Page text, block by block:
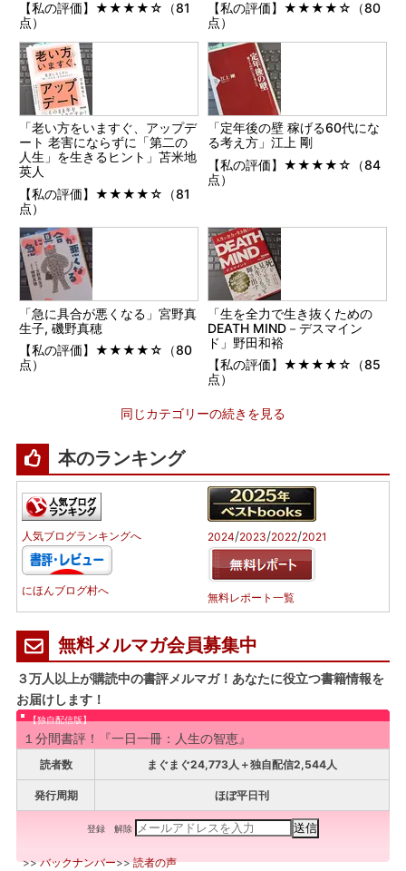
【私の評価】★★★★☆（81
点）
【私の評価】★★★★☆（80
点）
「老い方をいますぐ、アップデ
ート 老害にならずに「第二の
人生」を生きるヒント」苫米地
英人
【私の評価】★★★★☆（81
点）
「定年後の壁 稼げる60代にな
る考え方」江上 剛
【私の評価】★★★★☆（84
点）
「急に具合が悪くなる」宮野真
生子, 磯野真穂
【私の評価】★★★★☆（80
点）
「生を全力で生き抜くための
DEATH MIND－デスマイン
ド」野田和裕
【私の評価】★★★★☆（85
点）
同じカテゴリーの続きを見る
本のランキング
人気ブログランキングへ
にほんブログ村へ
2024/2023/2022/2021
無料レポート一覧
無料メルマガ会員募集中
３万人以上が購読中の書評メルマガ！あなたに役立つ書籍情報を
お届けします！
【独自配信版】
１分間書評！『一日一冊：人生の智恵』
読者数 まぐまぐ24,773人＋独自配信2,544人
発行周期 ほぼ平日刊
登録 解除
>>バックナンバー>>読者の声